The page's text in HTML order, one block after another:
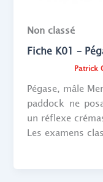
Non classé
Fiche K01 –
Patrick
Pégase, mâle
paddock ne
un réflexe
Les examens